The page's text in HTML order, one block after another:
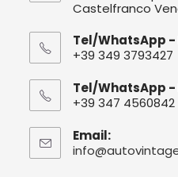
Castelfranco
Tel/WhatsApp
+39 349 3793427
Tel/WhatsApp -
+39 347 4560842
Email: